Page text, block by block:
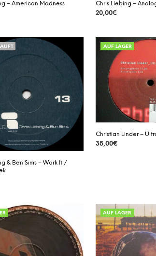
– American Madness
Chris Liebing –
20,00€
& Ben Sims – Work It /
AUF LAGER
Christian Linder –
35,00€
AUF LAGER